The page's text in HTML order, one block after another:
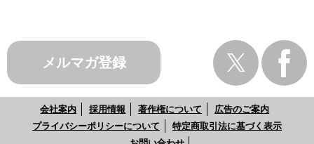
メルマガ登録
会社案内 採用情報 著作権について
広告のご案内
プライバシーポリシーについて
特定商取引法に基づく表示